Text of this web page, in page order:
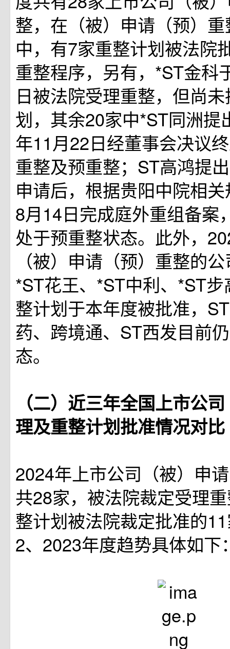
整，在（被）申请（预）
中，有7家重整计划被法院
重整程序，另有，*ST金科
日被法院受理重整，但尚
划，其余20家中*ST同洲提
年11月22日经董事会决议
重整及预重整；ST高鸿提
申请后，根据贵阳中院相
8月14日完成庭外重组备案
处于预重整状态。此外，
（被）申请（预）重整的
*ST花王、*ST中利、*ST
整计划于本年度被批准，
药、跨境通、ST西发目前
态。
（二）近三年全国上市公
理及重整计划批准情况对比
2024年上市公司（被）申
共28家，被法院裁定受理
整计划被法院裁定批准的
2、2023年度趋势具体如下